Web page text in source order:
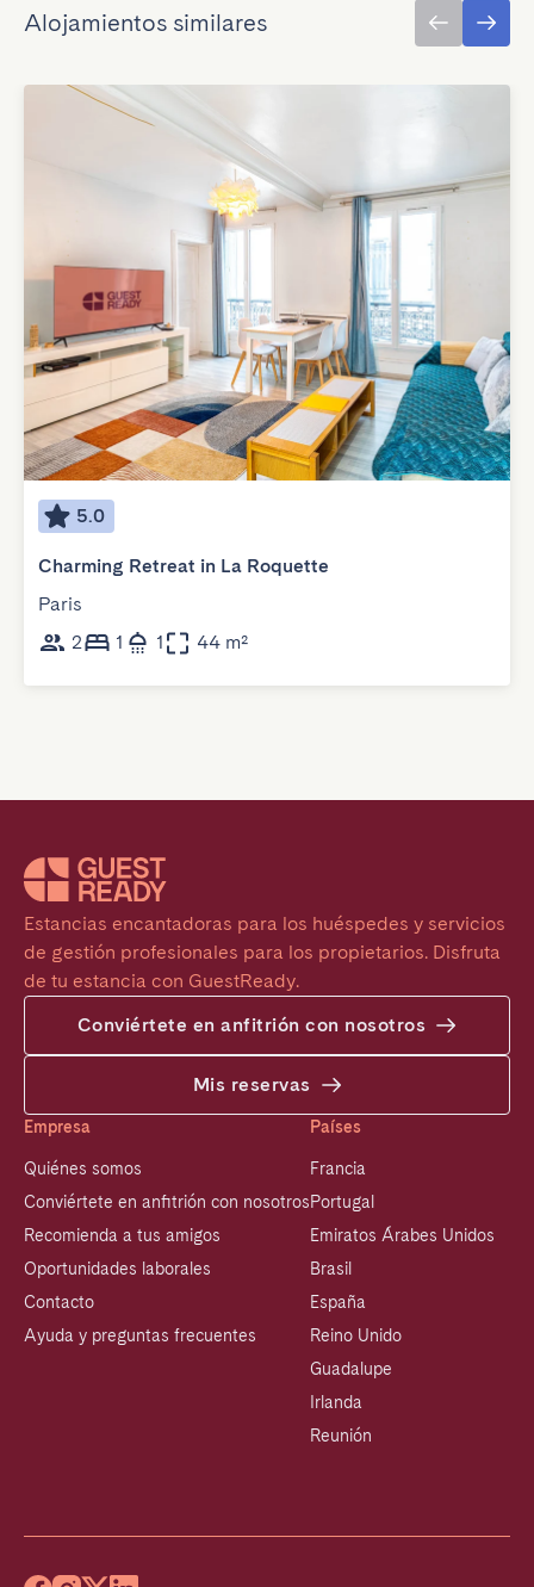
Alojamientos similares
5.0
Charming Retreat in La Roquette
Paris
2
1 1 44 m²
Estancias encantadoras para los huéspedes y servicios
de gestión profesionales para los propietarios. Disfruta
de tu estancia con GuestReady.
Conviértete en anfitrión con nosotros
Mis reservas
Empresa
Quiénes somos
Conviértete en anfitrión con nosotros
Recomienda a tus amigos
Oportunidades laborales
Contacto
Ayuda y preguntas frecuentes
Países
Francia
Portugal
Emiratos Árabes Unidos
Brasil
España
Reino Unido
Guadalupe
Irlanda
Reunión